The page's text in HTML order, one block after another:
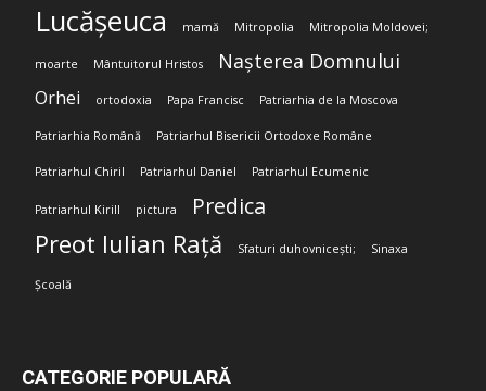
Lucășeuca mamă Mitropolia Mitropolia Moldovei;
moarte Mântuitorul Hristos Nașterea Domnului
Orhei ortodoxia Papa Francisc Patriarhia de la Moscova
Patriarhia Română Patriarhul Bisericii Ortodoxe Române
Patriarhul Chiril Patriarhul Daniel Patriarhul Ecumenic
Patriarhul Kirill pictura Predica
Preot Iulian Rață Sfaturi duhovnicești; Sinaxa
Școală
CATEGORIE POPULARĂ